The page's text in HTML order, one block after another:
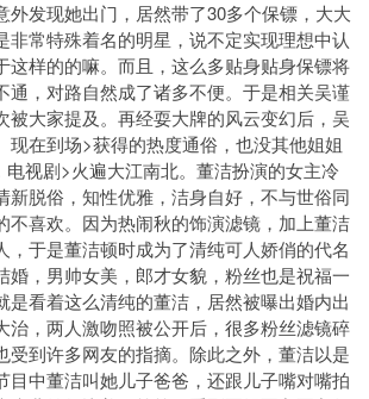
外发现她出门，居然带了30多个保镖，大大
非常特殊着名的明星，说不定实现理想中认
这样的的嘛。而且，这么多贴身贴身保镖将
通，对路自然成了诸多不便。于是相关吴谨
被大家提及。再经耍大牌的风云变幻后，吴
现在到场>获得的热度通俗，也没其他姐姐
视剧>火遍大江南北。董洁扮演的女主冷
新脱俗，知性优雅，洁身自好，不与世俗同
不喜欢。因为热闹秋的饰演滤镜，加上董洁
，于是董洁顿时成为了清纯可人娇俏的代名
婚，男帅女美，郎才女貌，粉丝也是祝福一
是看着这么清纯的董洁，居然被曝出婚内出
治，两人激吻照被公开后，很多粉丝滤镜碎
受到许多网友的指摘。除此之外，董洁以是
目中董洁叫她儿子爸爸，还跟儿子嘴对嘴拍